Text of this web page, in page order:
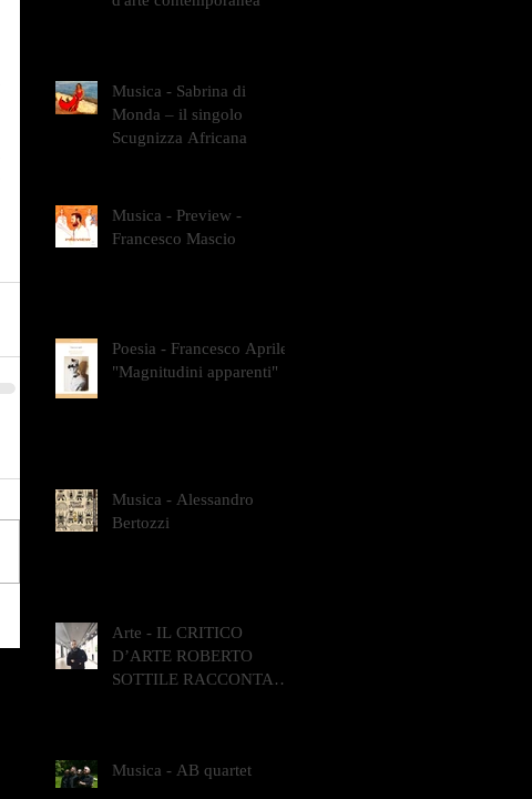
Musica - Sabrina di
Monda – il singolo
Scugnizza Africana
Musica - Preview -
Francesco Mascio
Poesia - Francesco Aprile -
"Magnitudini apparenti"
Musica - Alessandro
Bertozzi
Arte - IL CRITICO
D’ARTE ROBERTO
SOTTILE RACCONTA
Musica - AB quartet